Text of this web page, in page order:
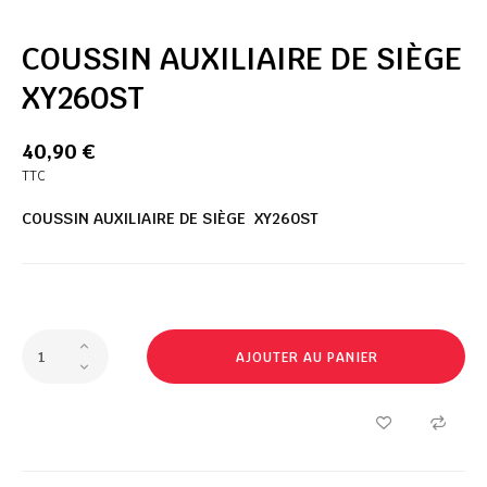
COUSSIN AUXILIAIRE DE SIÈGE
XY260ST
40,90 €
TTC
COUSSIN AUXILIAIRE DE SIÈGE XY260ST
AJOUTER AU PANIER